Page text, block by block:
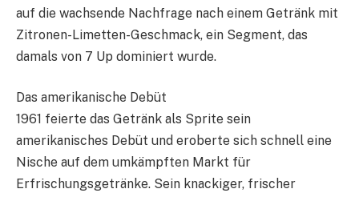
auf die wachsende Nachfrage nach einem Getränk mit
Zitronen-Limetten-Geschmack, ein Segment, das
damals von 7 Up dominiert wurde.
Das amerikanische Debüt
1961 feierte das Getränk als Sprite sein
amerikanisches Debüt und eroberte sich schnell eine
Nische auf dem umkämpften Markt für
Erfrischungsgetränke. Sein knackiger, frischer